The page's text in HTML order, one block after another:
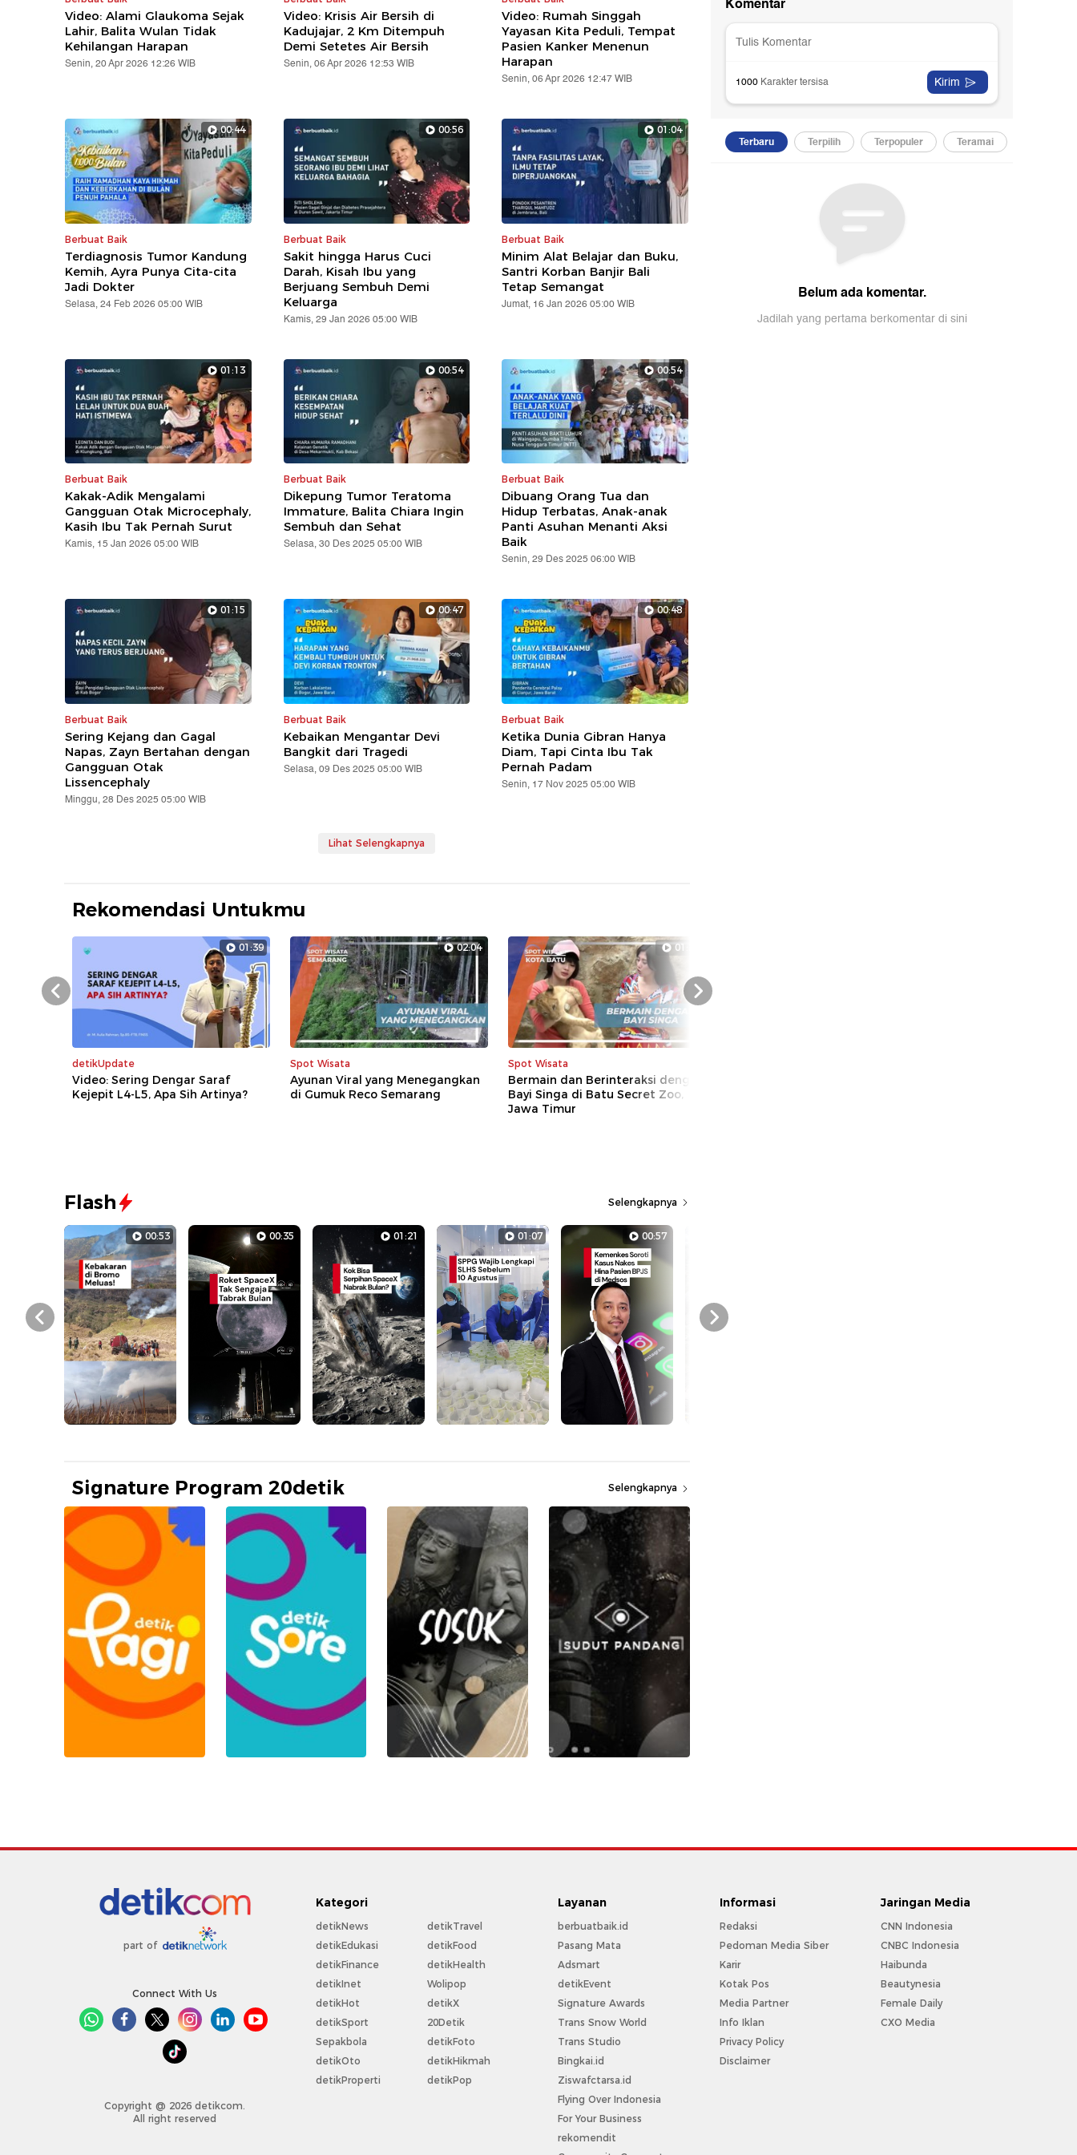
Video: Alami Glaukoma Sejak
Lahir, Balita Wulan Tidak
Kehilangan Harapan
Senin, 20 Apr 2026 12:26 WIB
Video: Krisis Air Bersih di
Kadujajar, 2 Km Ditempuh
Demi Setetes Air Bersih
Senin, 06 Apr 2026 12:53 WIB
Video: Rumah Singgah
Yayasan Kita Peduli, Tempat
Pasien Kanker Menenun
Harapan
Senin, 06 Apr 2026 12:47 WIB
00:44
Berbuat Baik
Terdiagnosis Tumor Kandung
Kemih, Ayra Punya Cita-cita
Jadi Dokter
Selasa, 24 Feb 2026 05:00 WIB
00:56
Berbuat Baik
Sakit hingga Harus Cuci
Darah, Kisah Ibu yang
Berjuang Sembuh Demi
Keluarga
Kamis, 29 Jan 2026 05:00 WIB
01:04
Berbuat Baik
Minim Alat Belajar dan Buku,
Santri Korban Banjir Bali
Tetap Semangat
Jumat, 16 Jan 2026 05:00 WIB
01:13
Berbuat Baik
Kakak-Adik Mengalami
Gangguan Otak Microcephaly,
Kasih Ibu Tak Pernah Surut
Kamis, 15 Jan 2026 05:00 WIB
00:54
Berbuat Baik
Dikepung Tumor Teratoma
Immature, Balita Chiara Ingin
Sembuh dan Sehat
Selasa, 30 Des 2025 05:00 WIB
00:54
Berbuat Baik
Dibuang Orang Tua dan
Hidup Terbatas, Anak-anak
Panti Asuhan Menanti Aksi
Baik
Senin, 29 Des 2025 06:00 WIB
01:15
Berbuat Baik
Sering Kejang dan Gagal
Napas, Zayn Bertahan dengan
Gangguan Otak
Lissencephaly
Minggu, 28 Des 2025 05:00 WIB
00:47
Berbuat Baik
Kebaikan Mengantar Devi
Bangkit dari Tragedi
Selasa, 09 Des 2025 05:00 WIB
00:48
Berbuat Baik
Ketika Dunia Gibran Hanya
Diam, Tapi Cinta Ibu Tak
Pernah Padam
Senin, 17 Nov 2025 05:00 WIB
Lihat Selengkapnya
Rekomendasi Untukmu
01:39
detikUpdate
Video: Sering Dengar Saraf
Kejepit L4-L5, Apa Sih Artinya?
02:04
Spot Wisata
Ayunan Viral yang Menegangkan
di Gumuk Reco Semarang
01:24
Spot Wisata
Bermain dan Berinteraksi dengan
Bayi Singa di Batu Secret Zoo,
Jawa Timur
Prev Next
Flash Selengkapnya
00:53 00:35 01:21 01:07 00:57
Prev Next
Signature Program 20detik Selengkapnya
part of
Connect With Us
Copyright @ 2026 detikcom.
All right reserved
Kategori
detikNews
detikEdukasi
detikFinance
detikInet
detikHot
detikSport
Sepakbola
detikOto
detikProperti
detikTravel
detikFood
detikHealth
Wolipop
detikX
20Detik
detikFoto
detikHikmah
detikPop
Layanan
berbuatbaik.id
Pasang Mata
Adsmart
detikEvent
Signature Awards
Trans Snow World
Trans Studio
Bingkai.id
Ziswafctarsa.id
Flying Over Indonesia
For Your Business
rekomendit
Informasi
Redaksi
Pedoman Media Siber
Karir
Kotak Pos
Media Partner
Info Iklan
Privacy Policy
Disclaimer
Jaringan Media
CNN Indonesia
CNBC Indonesia
Haibunda
Beautynesia
Female Daily
CXO Media